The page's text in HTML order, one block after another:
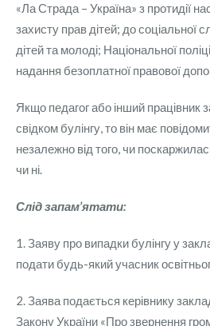
«Ла Страда – Україна» з протидії
захисту прав дітей; до соціальної
дітей та молоді; Національної
надання безоплатної правової
Якщо педагог або інший працівник
свідком булінгу, то він має
незалежно від того, чи
чи ні.
Слід запам’ятати:
1. Заяву про випадки булінгу у
подати будь-який учасник
2. Заява подається керівнику
Закону України «Про звернення